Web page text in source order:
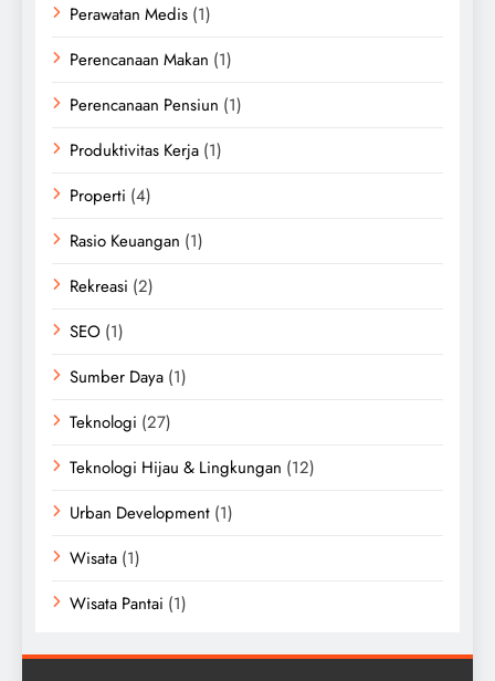
Perawatan Medis (1)
Perencanaan Makan (1)
Perencanaan Pensiun (1)
Produktivitas Kerja (1)
Properti (4)
Rasio Keuangan (1)
Rekreasi (2)
SEO (1)
Sumber Daya (1)
Teknologi (27)
Teknologi Hijau & Lingkungan (12)
Urban Development (1)
Wisata (1)
Wisata Pantai (1)